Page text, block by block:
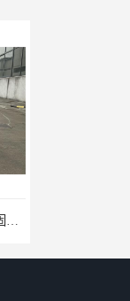
网兜 固永包材